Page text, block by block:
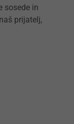
sosede in
prijatelj,